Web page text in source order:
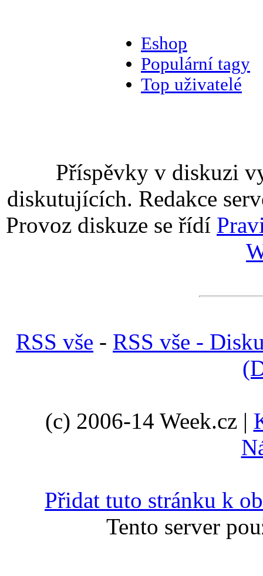
Eshop
Populární tagy
Top uživatelé
Příspěvky v diskuzi
diskutujících. Redakce
Provoz diskuze se řídí
RSS vše - RSS vše -
(c) 2006-14 Week.cz |
Přidat tuto stránku k
Tento server